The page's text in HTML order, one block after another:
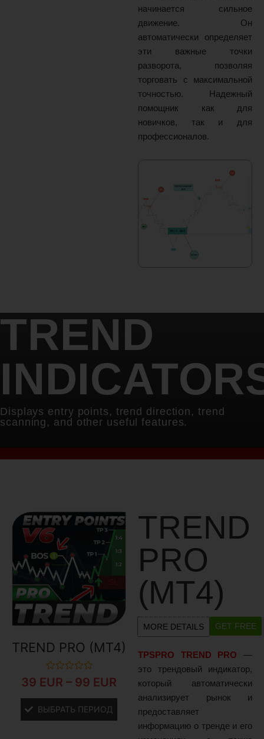
начинается сильное
движение. Он
автоматически определяет
эти важные точки
разворота, позволяя
торговать с максимальной
точностью. Надежный
помощник как для
новичков, так и для
профессионалов.
TREND
Displays entry points, trend direction, trend
scanning, and other useful features.
TREND PRO (MT4)
Оценка
0
39 EUR – 99 EUR
ВЫБРАТЬ ПЕРИОД
TREND
PRO
(MT4)
MORE DETAILS GET FREE
TPSPRO TREND PRO —
это трендовый индикатор,
который автоматически
анализирует рынок и
предоставляет
информацию о тренде и его